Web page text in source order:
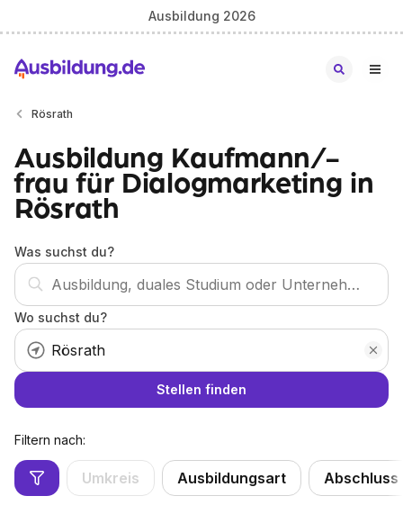
Ausbildung 2026
Rösrath
Ausbildung Kaufmann/-
frau für Dialogmarketing in
Rösrath
Was suchst du?
Wo suchst du?
Stellen finden
Filtern nach:
Umkreis Ausbildungsart Abschluss